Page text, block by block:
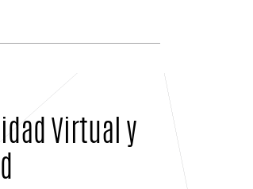
Virtual y